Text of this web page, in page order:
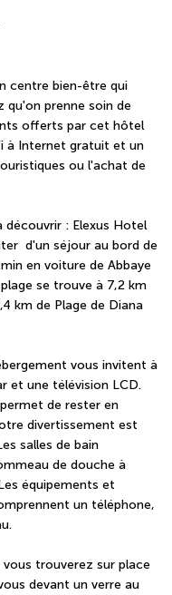
centre bien-être qui
qu'on prenne soin de
offerts par cet hôtel
à Internet gratuit et un
ou l'achat de
découvrir : Elexus Hotel
d'un séjour au bord de
en voiture de Abbaye
se trouve à 7,2 km
km de Plage de Diana
vous invitent à
et une télévision LCD.
de rester en
divertissement est
salles de bain
de douche à
équipements et
un téléphone,
trouverez sur place
devant un verre au